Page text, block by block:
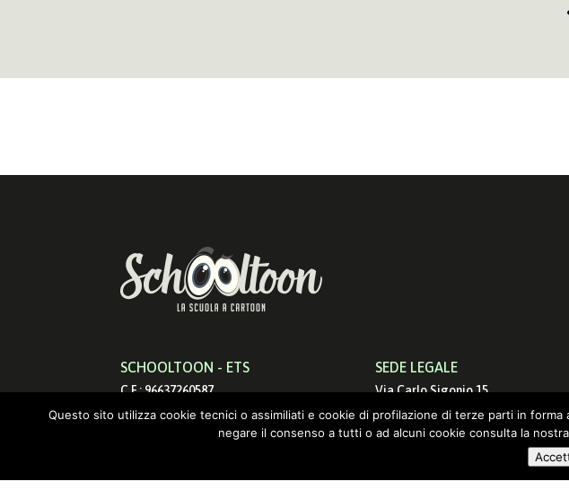
SCHOOLTOON - ETS
C.F.: 96637260587
info@schooltoon.com
SEDE LEGALE
Via Carlo Sigonio 15
00179 Roma
Questo sito utilizza cookie tecnici o assimiliati e cookie di profilazione di terze parti in
negare il consenso a tutti o ad alcuni cookie consulta la